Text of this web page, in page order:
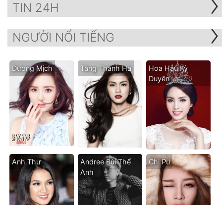
TIN 24H
NGƯỜI NỔI TIẾNG
Dương Mịch Tăng Thanh Hà
Hoa Hậu Kỳ
Duyên
Anh Thư
Andree Bùi Thế
Anh
Chi Pu